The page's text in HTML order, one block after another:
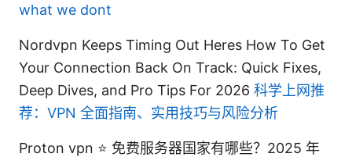
what we dont
Nordvpn Keeps Timing Out Heres How To Get
Your Connection Back On Track: Quick Fixes,
Deep Dives, and Pro Tips For 2026 科学上网推
荐：VPN 全面指南、实用技巧与风险分析
Proton vpn ⭐ 免费服务器国家有哪些？2025 年